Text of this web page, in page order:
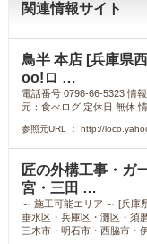
関連情報サイト
鳥半 本店 [兵庫県
oo!ロ …
電話番号 0798-66-5323 情
元：食べログ 定休日 無休 情
参照元URL ： http://
匠の外構工事・ガ
宮・三田 …
～ 施工可能エリア ～ [兵庫
垂水区・兵庫区・灘区・須
三木市・明石市・西脇市・